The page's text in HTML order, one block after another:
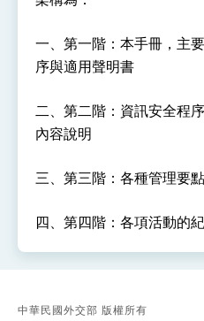
成「臺美對等貿易
卓揆：臺美關稅談
利戰略地位 全力支
位實力，達成固邦
「總合外交」與台
總統主持「守護民
總統發表執政周
團結 迎風轉型 穩
一、第一階：本手冊，主
序與適用聲明書
二、第二階：資訊安全程
內容說明
三、第三階：各種管理要
四、第四階：各項活動的
中華民國外交部 版權所有